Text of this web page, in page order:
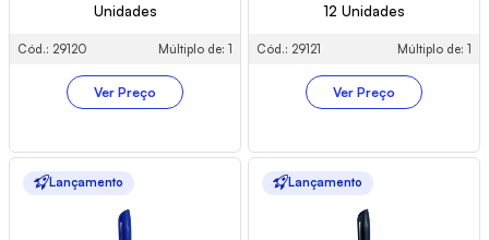
Unidades
Cód.: 29120 Múltiplo de: 1
Ver Preço
12 Unidades
Cód.: 29121 Múltiplo de: 1
Ver Preço
Lançamento Lançamento